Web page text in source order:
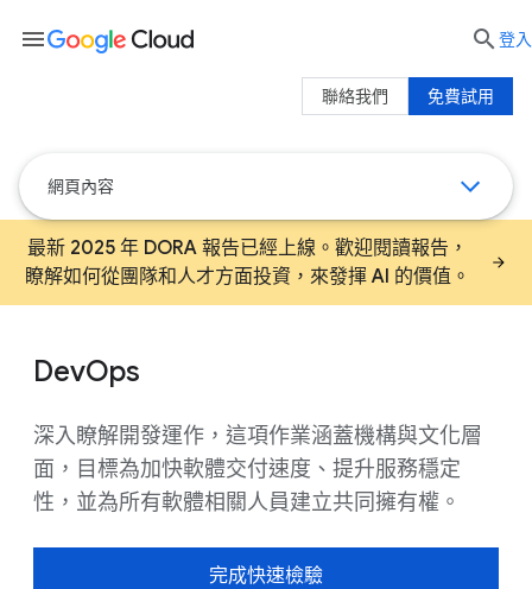
網頁內容
最新 2025 年 DORA 報告已經上線。歡迎閱讀報告，
瞭解如何從團隊和人才方面投資，來發揮 AI 的價值。
DevOps
深入瞭解開發運作，這項作業涵蓋機構與文化層
面，目標為加快軟體交付速度、提升服務穩定
性，並為所有軟體相關人員建立共同擁有權。
完成快速檢驗
menu  登入
免費試用
聯絡我們